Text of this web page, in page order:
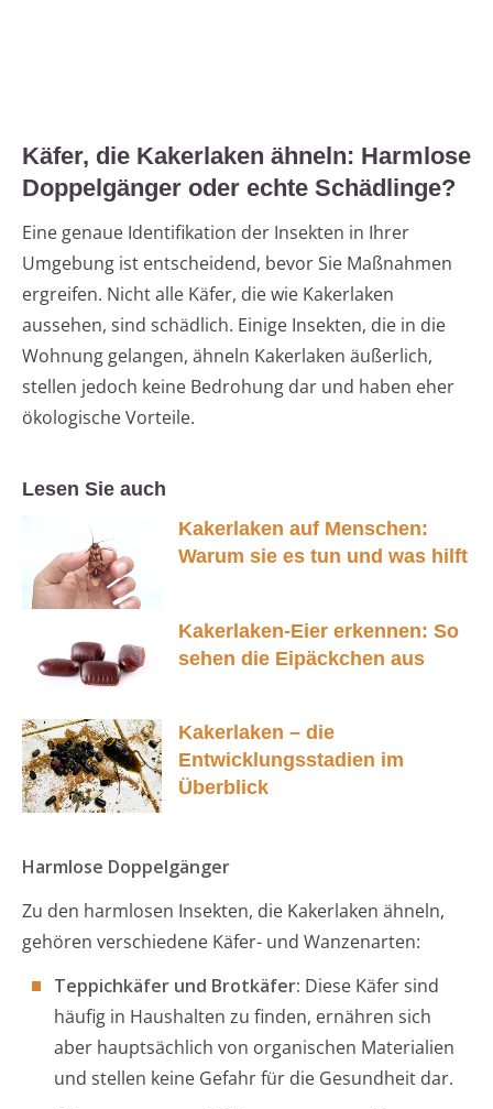
Käfer, die Kakerlaken ähneln: Harmlose
Doppelgänger oder echte Schädlinge?
Eine genaue Identifikation der Insekten in Ihrer
Umgebung ist entscheidend, bevor Sie Maßnahmen
ergreifen. Nicht alle Käfer, die wie Kakerlaken
aussehen, sind schädlich. Einige Insekten, die in die
Wohnung gelangen, ähneln Kakerlaken äußerlich,
stellen jedoch keine Bedrohung dar und haben eher
ökologische Vorteile.
Lesen Sie auch
Kakerlaken auf Menschen:
Warum sie es tun und was hilft
Kakerlaken-Eier erkennen: So
sehen die Eipäckchen aus
Kakerlaken – die
Entwicklungsstadien im
Überblick
Harmlose Doppelgänger
Zu den harmlosen Insekten, die Kakerlaken ähneln,
gehören verschiedene Käfer- und Wanzenarten:
Teppichkäfer und Brotkäfer: Diese Käfer sind
häufig in Haushalten zu finden, ernähren sich
aber hauptsächlich von organischen Materialien
und stellen keine Gefahr für die Gesundheit dar.